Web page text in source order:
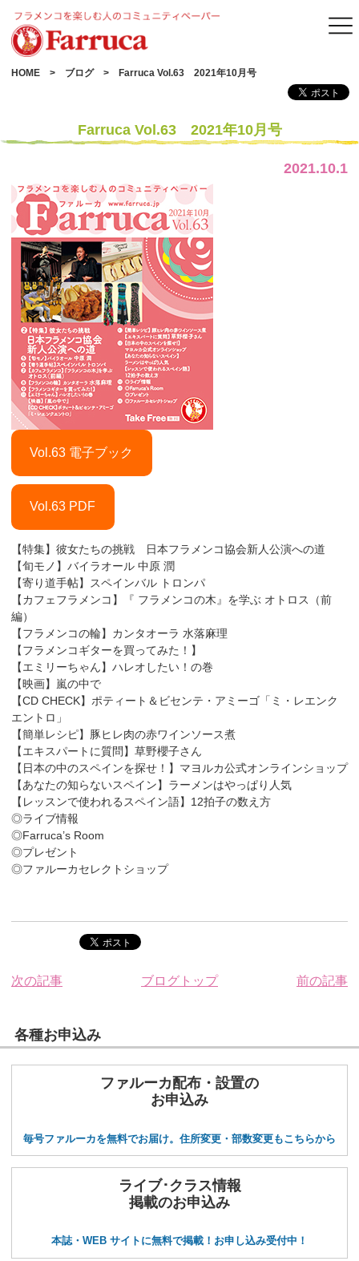
HOME ブログ Farruca Vol.63 2021年10月号
Farruca Vol.63 2021年10月号
2021.10.1
Vol.63 電子ブック
Vol.63 PDF
【特集】彼女たちの挑戦 日本フラメンコ協会新人公演への道
【旬モノ】バイラオール 中原 潤
【寄り道手帖】スペインバル トロンパ
【カフェフラメンコ】『 フラメンコの木』を学ぶ オトロス（前
編）
【フラメンコの輪】カンタオーラ 水落麻理
【フラメンコギターを買ってみた！】
【エミリーちゃん】ハレオしたい！の巻
【映画】嵐の中で
【CD CHECK】ポティート＆ビセンテ・アミーゴ「ミ・レエンク
エントロ」
【簡単レシピ】豚ヒレ肉の赤ワインソース煮
【エキスパートに質問】草野櫻子さん
【日本の中のスペインを探せ！】マヨルカ公式オンラインショップ
【あなたの知らないスペイン】ラーメンはやっぱり人気
【レッスンで使われるスペイン語】12拍子の数え方
◎ライブ情報
◎Farruca’s Room
◎プレゼント
◎ファルーカセレクトショップ
次の記事 ブログトップ 前の記事
各種お申込み
ファルーカ配布・設置の
お申込み
毎号ファルーカを無料でお届け。住所変更・部数変更もこちらから
ライブ･クラス情報
掲載のお申込み
本誌・WEB サイトに無料で掲載！お申し込み受付中！